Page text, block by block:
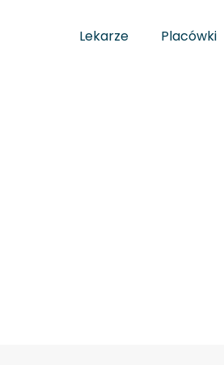
Lekarze Placówki